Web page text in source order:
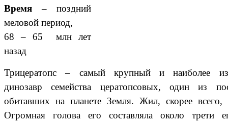
Время – поздний
меловой период,
68 – 65 млн лет
назад
Трицератопс – самый крупный и наиболее
динозавр семейства цератопсовых, один из
обитавших на планете Земля. Жил, скорее всего,
Огромная голова его составляла около трети